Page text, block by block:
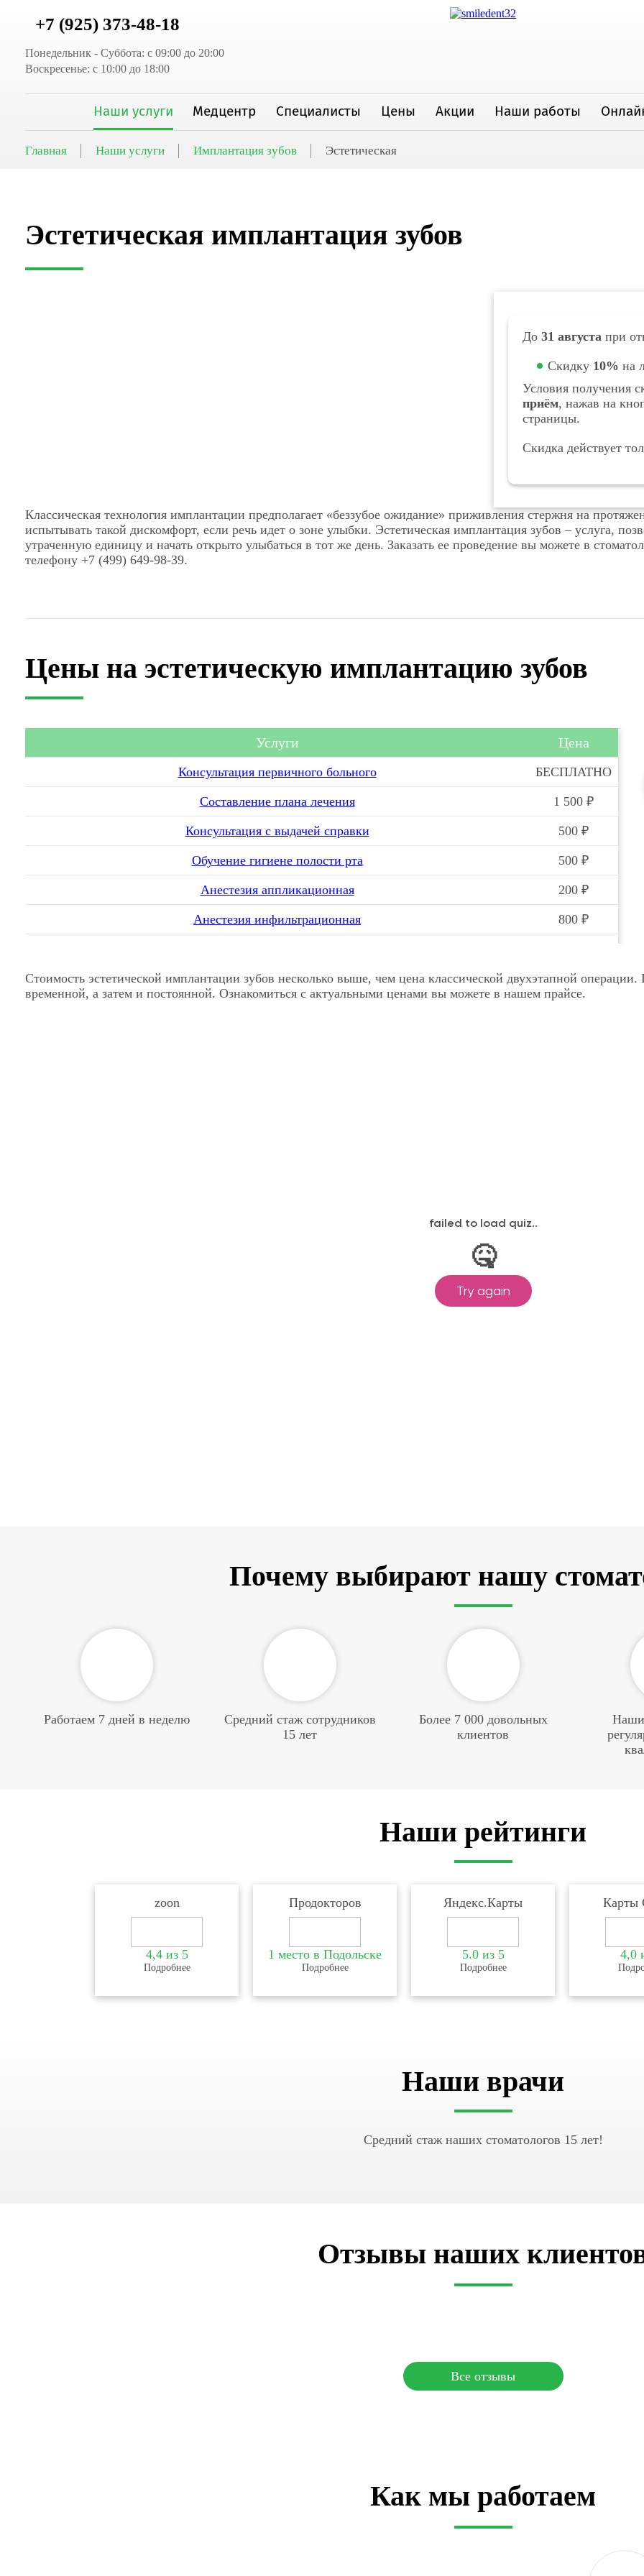
+7 (925) 373-48-18
Понедельник - Суббота: с 09:00 до 20:00
Воскресенье: с 10:00 до 18:00
Наши услуги Медцентр Специалисты Цены Акции Наши работы
Главная Наши услуги Имплантация зубов Эстетическая
Эстетическая имплантация зубов
До 31 августа при
Скидку 10% на
Условия получения
приём, нажав на
страницы.
Скидка действует
Классическая технология имплантации предполагает «беззубое ожидание» приживления стержня на
испытывать такой дискомфорт, если речь идет о зоне улыбки. Эстетическая имплантация зубов – услуга,
утраченную единицу и начать открыто улыбаться в тот же день. Заказать ее проведение вы можете в
телефону +7 (499) 649-98-39.
Цены на эстетическую имплантацию зубов
Услуги Цена
Консультация первичного больного БЕСПЛАТНО
Составление плана лечения 1 500 ₽
Консультация с выдачей справки 500 ₽
Обучение гигиене полости рта 500 ₽
Анестезия аппликационная 200 ₽
Анестезия инфильтрационная 800 ₽
Пластика рецессии десны 12 400 ₽
Стоимость эстетической имплантации зубов несколько выше, чем цена классической двухэтапной
временной, а затем и постоянной. Ознакомиться с актуальными ценами вы можете в нашем прайсе.
Почему выбирают нашу
Работаем 7 дней в неделю
Средний стаж сотрудников
15 лет
Более 7 000 довольных
клиентов
Наши
Наши рейтинги
zoon
4,4 из 5
Подробнее
Продокторов
1 место в Подольске
Подробнее
Яндекс.Карты
5.0 из 5
Подробнее
Карты
4,0
Наши врачи
Средний стаж наших стоматологов 15 лет!
Отзывы наших
Все отзывы
Как мы работаем